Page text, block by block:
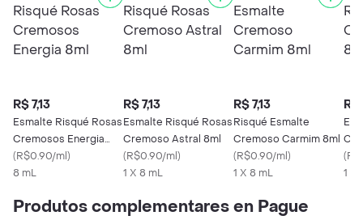
R$ 7,13
Esmalte Risqué Rosas
Cremosos Energia
8ml
(R$0.90/ml)
8 mL
R$ 7,13
Esmalte Risqué Rosas
Cremoso Astral 8ml
(R$0.90/ml)
1 X 8 mL
R$ 7,13
Risqué Esmalte
Cremoso Carmim 8ml
(R$0.90/ml)
1 X 8 mL
R$
(
1 X
Produtos complementares en Pague